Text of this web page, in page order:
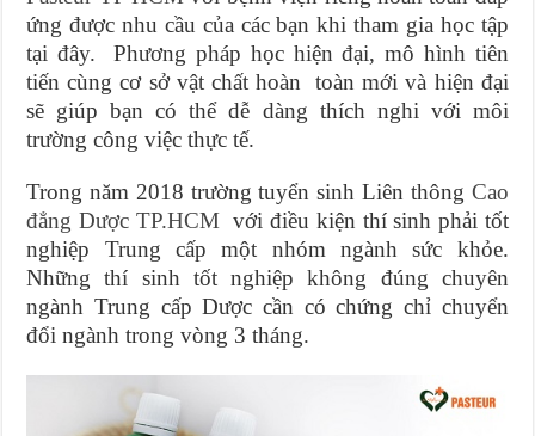
ứng được nhu cầu của các bạn khi tham gia học tập
tại đây. Phương pháp học hiện đại, mô hình tiên
tiến cùng cơ sở vật chất hoàn toàn mới và hiện đại
sẽ giúp bạn có thể dễ dàng thích nghi với môi
trường công việc thực tế.
Trong năm 2018 trường tuyển sinh Liên thông Cao
đẳng Dược TP.HCMvới điều kiện thí sinh phải tốt
nghiệp Trung cấp một nhóm ngành sức khỏe.
Những thí sinh tốt nghiệp không đúng chuyên
ngành Trung cấp Dược cần có chứng chỉ chuyển
đổi ngành trong vòng 3 tháng.